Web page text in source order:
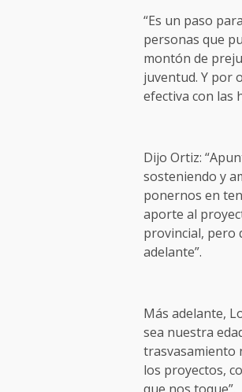
“Es un paso
personas que
montón de
juventud. Y por
efectiva con las
Dijo Ortiz:
sosteniendo y
ponernos en
aporte al
provincial, pero
adelante”.
Más adelante,
sea nuestra
trasvasamiento
los proyectos,